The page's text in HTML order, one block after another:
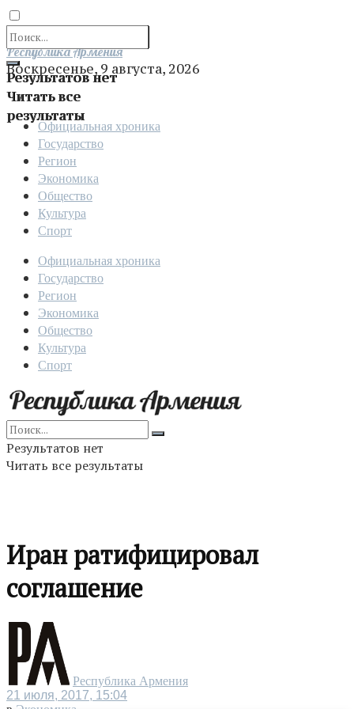
Результатов нет
Читать все
результаты
Отправить
Республика Армения
Воскресенье, 9 августа, 2026
Официальная хроника
Государство
Регион
Экономика
Общество
Культура
Спорт
Официальная хроника
Государство
Регион
Экономика
Общество
Культура
Спорт
Результатов нет
Читать все результаты
Иран ратифицировал
соглашение
Республика Армения
21 июля, 2017, 15:04